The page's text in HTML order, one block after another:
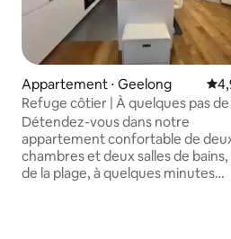
Appartement ⋅ Geelong
Refuge côtier | À quelques pas de
plage
Détendez-vous dans notre
appartement confortable de
chambres et deux salles de
de la plage, à quelques minutes